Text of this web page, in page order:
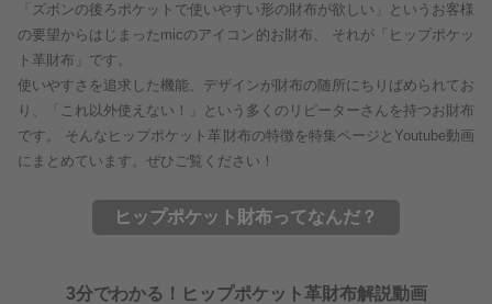
「ズボンの後ろポケットで使いやすい形の財布が欲しい」というお客様
の要望からはじまったmicのアイコン的お財布、 それが「ヒップポケッ
ト革財布」です。
使いやすさを追求した機能、デザインが財布の随所にちりばめられてお
り、「これ以外使えない！」という多くのリピーターさんを持つお財布
です。 そんなヒップポケット革財布の特徴を特集ページとYoutube動画
にまとめています。ぜひご覧ください！
ヒップポケット財布ってなんだ？
3分でわかる！ヒップポケット革財布解説動画